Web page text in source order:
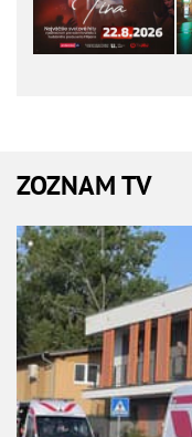
ZOZNAM TV